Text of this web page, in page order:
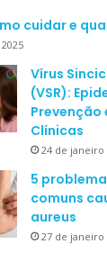
cuidar e
Vírus
(VSR):
Prevenção
Clínicas
24 de janeiro
5
comuns
aureus
27 de janeiro